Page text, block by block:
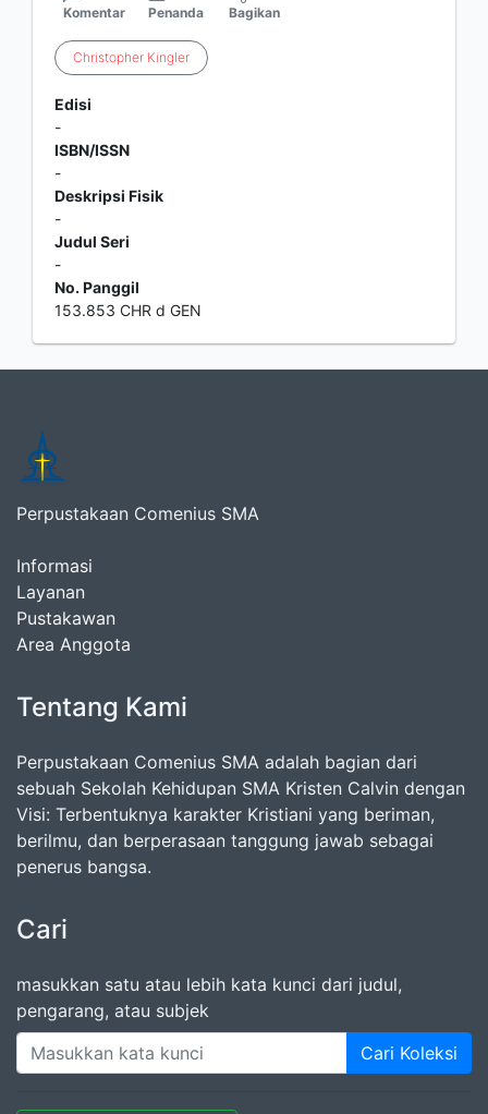
Komentar Penanda Bagikan
Christopher Kingler
Edisi
-
ISBN/ISSN
-
Deskripsi Fisik
-
Judul Seri
-
No. Panggil
153.853 CHR d GEN
Perpustakaan Comenius SMA
Informasi
Layanan
Pustakawan
Area Anggota
Tentang Kami
Perpustakaan Comenius SMA adalah bagian dari
sebuah Sekolah Kehidupan SMA Kristen Calvin dengan
Visi: Terbentuknya karakter Kristiani yang beriman,
berilmu, dan berperasaan tanggung jawab sebagai
penerus bangsa.
Cari
masukkan satu atau lebih kata kunci dari judul,
pengarang, atau subjek
Cari Koleksi